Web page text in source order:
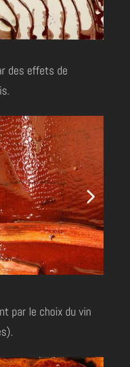
des effets de
par le choix du vin